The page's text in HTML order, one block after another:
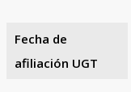
Fecha de
afiliación UGT